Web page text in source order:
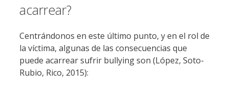
acarrear?
Centrándonos en este último punto, y en el rol de
la víctima, algunas de las consecuencias que
puede acarrear sufrir bullying son (López, Soto-
Rubio, Rico, 2015):